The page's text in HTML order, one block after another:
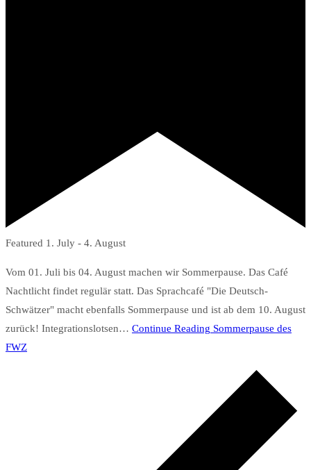
Featured 1. July - 4. August
Vom 01. Juli bis 04. August machen wir Sommerpause. Das Café
Nachtlicht findet regulär statt. Das Sprachcafé "Die Deutsch-
Schwätzer" macht ebenfalls Sommerpause und ist ab dem 10. August
zurück! Integrationslotsen… Continue Reading Sommerpause des
FWZ